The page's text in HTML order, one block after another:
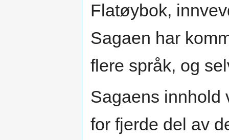
Flatøybok,
Sagaen har
flere språk, og
Sagaens innhold
for fjerde del av